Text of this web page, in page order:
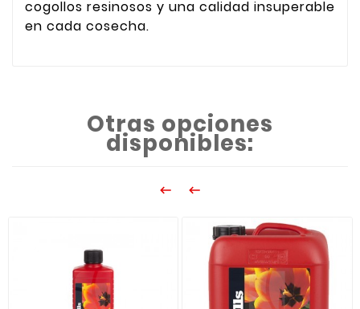
cogollos resinosos y una calidad insuperable
en cada cosecha.
Otras opciones
disponibles:
 